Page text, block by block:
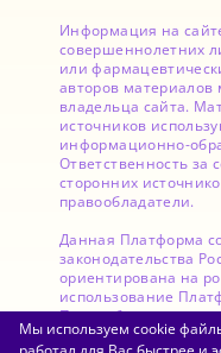
Информация на
совершеннолетних
или
авторов
владельца сайта.
источников
информационно-
Ответственность за
сторонних
правообладатели.
Данная Платформа
законодательства
ориентирована на
использование
Правообладатель
Мы используем cookie